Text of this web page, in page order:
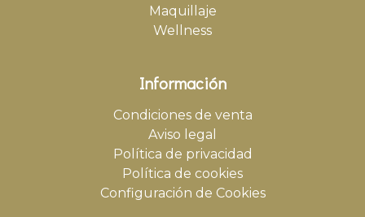
Maquillaje
Wellness
Información
Condiciones de venta
Aviso legal
Política de privacidad
Política de cookies
Configuración de Cookies